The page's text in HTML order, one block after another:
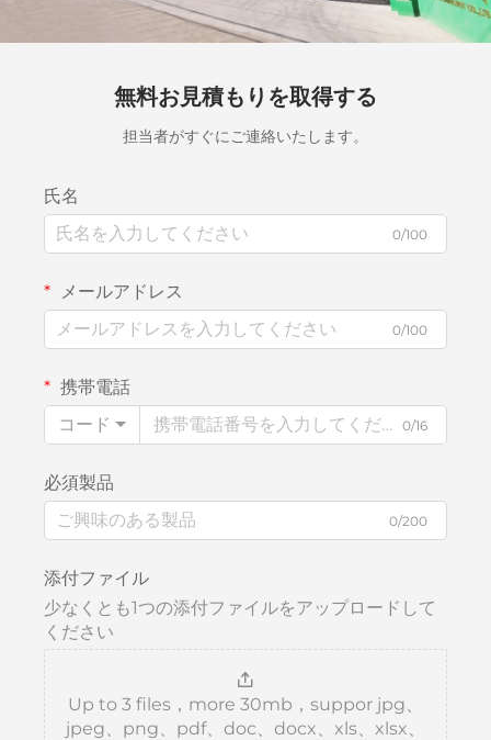
無料お見積もりを取得する
担当者がすぐにご連絡いたします。
氏名
0/100
メールアドレス
0/100
携帯電話
コード
0/16
必須製品
0/200
添付ファイル
少なくとも1つの添付ファイルをアップロードして
ください
Up to 3 files，more 30mb，suppor jpg、
jpeg、png、pdf、doc、docx、xls、xlsx、